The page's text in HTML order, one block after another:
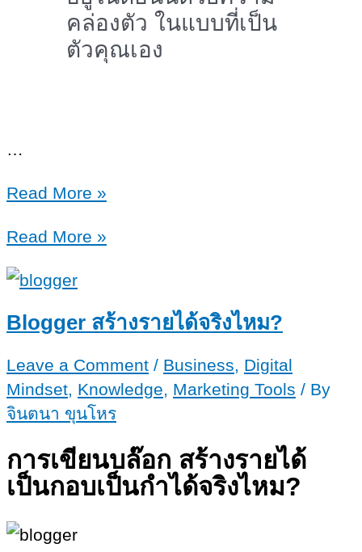
คล่องตัว ในแบบที่เป็น
ตัวคุณเอง
ก้าว
ภาวะ
เศรษฐกิจ
ต้อง
5
ข้อ
Read More »
ก้าว
ภาวะ
เศรษฐกิจ
ต้อง
รู้
5
ข้อ
นี้
Read More »
Blogger สร้างรายได้จริงไหม?
Leave a Comment / Business, Digital
Mindset, Knowledge, Marketing Tools / By
จินตนา ขุนโหร
การเขียนบล๊อก สร้างรายได้
เป็นกอบเป็นกำได้จริงไหม?